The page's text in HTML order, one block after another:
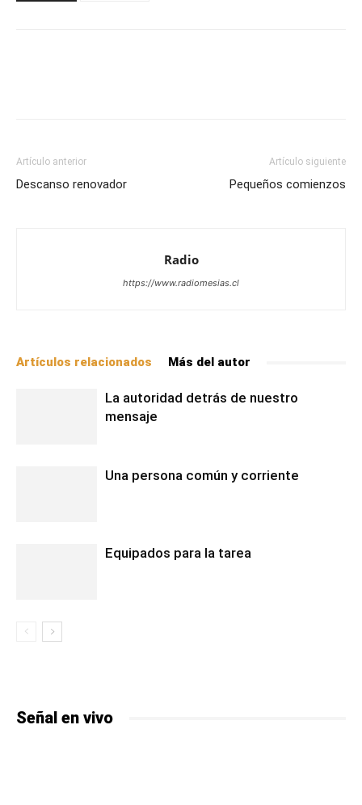
Artículo anterior
Descanso renovador
Artículo siguiente
Pequeños comienzos
Radio
https://www.radiomesias.cl
Artículos relacionados Más del autor
La autoridad detrás de nuestro
mensaje
Una persona común y corriente
Equipados para la tarea
Señal en vivo